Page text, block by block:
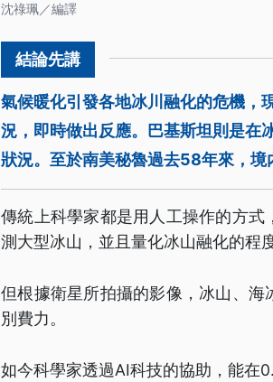
沈祿珮／編譯
氣候暖化引發各地冰川融化的危機，
況，即時做出反應。巴基斯坦則是在
狀況。至於南美秘魯過去58年來，境
傳統上科學家都是用人工操作的方
測大型冰山，並且量化冰山融化的程度
但根據衛星所拍攝的影像，冰山、
別費力。
如今科學家透過AI科技的協助，能在